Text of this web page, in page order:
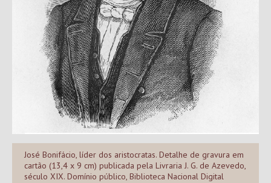
José Bonifácio, líder dos aristocratas. Detalhe de gravura em
cartão (13,4 x 9 cm) publicada pela Livraria J. G. de Azevedo,
século XIX. Domínio público, Biblioteca Nacional Digital